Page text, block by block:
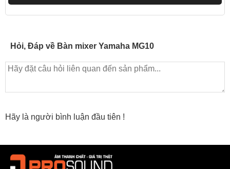
Pro Sound - Trung Tâm Trải Nghiệm Âm Thanh Yamaha Việt Nam
Hỏi, Đáp về Bàn mixer Yamaha MG10
Hãy là người bình luận đầu tiên !